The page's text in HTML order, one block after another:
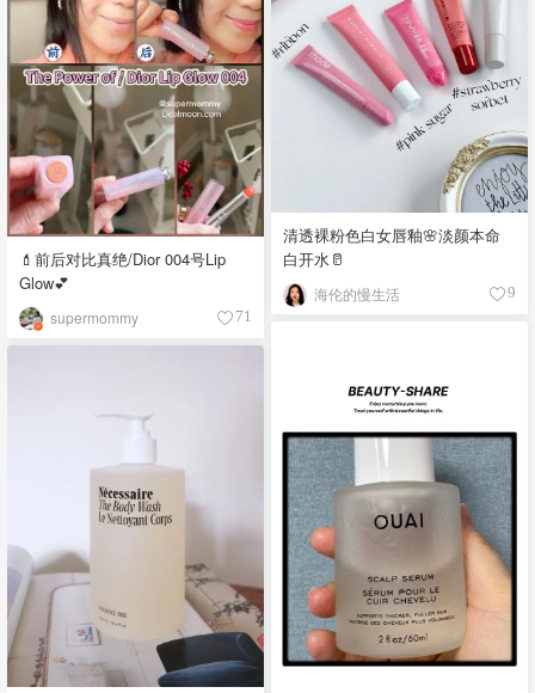
清透裸粉色白女唇釉🌸淡颜本命
白开水🥛
海伦的慢生活 9
💄前后对比真绝/Dior 004号Lip
Glow💕
supermommy 71